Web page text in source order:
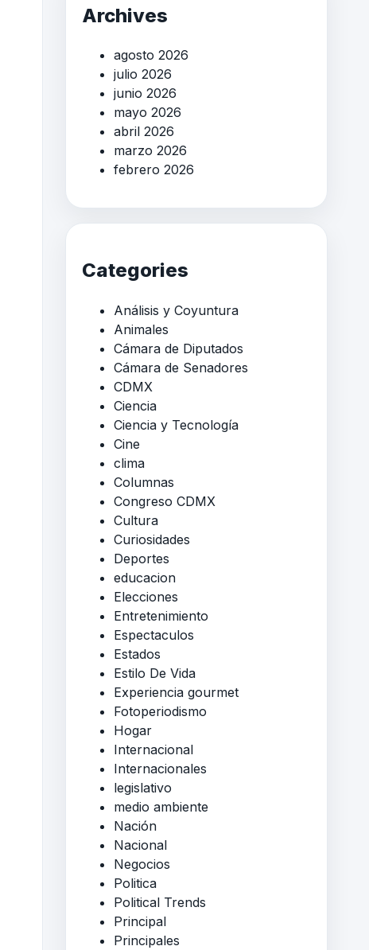
Archives
agosto 2026
julio 2026
junio 2026
mayo 2026
abril 2026
marzo 2026
febrero 2026
Categories
Análisis y Coyuntura
Animales
Cámara de Diputados
Cámara de Senadores
CDMX
Ciencia
Ciencia y Tecnología
Cine
clima
Columnas
Congreso CDMX
Cultura
Curiosidades
Deportes
educacion
Elecciones
Entretenimiento
Espectaculos
Estados
Estilo De Vida
Experiencia gourmet
Fotoperiodismo
Hogar
Internacional
Internacionales
legislativo
medio ambiente
Nación
Nacional
Negocios
Politica
Political Trends
Principal
Principales